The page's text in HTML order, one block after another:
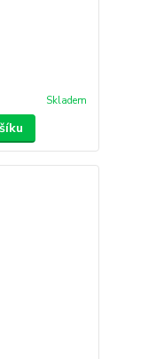
Skladem